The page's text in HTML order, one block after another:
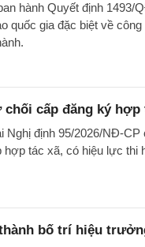
hành Quyết định 1493/
quốc gia đặc biệt về
cấp đăng ký hợp
định 95/2026/NĐ-CP
tác xã, có hiệu lực thi
thành bố trí hiệu